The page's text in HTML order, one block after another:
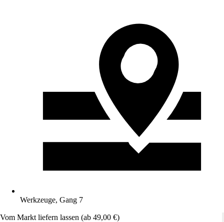
Werkzeuge, Gang 7
Vom Markt liefern lassen (ab 49,00 €)